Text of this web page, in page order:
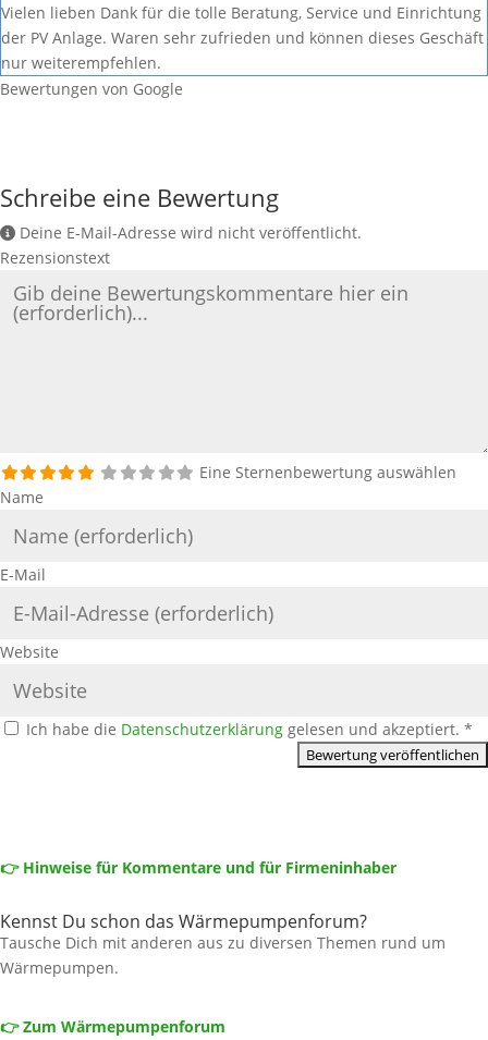
Vielen lieben Dank für die tolle Beratung, Service und Einrichtung
der PV Anlage. Waren sehr zufrieden und können dieses Geschäft
nur weiterempfehlen.
Bewertungen von Google
Schreibe eine Bewertung
Deine E-Mail-Adresse wird nicht veröffentlicht.
Rezensionstext
Eine Sternenbewertung auswählen
Name
E-Mail
Website
Ich habe die Datenschutzerklärung gelesen und akzeptiert. *
👉 Hinweise für Kommentare und für Firmeninhaber
Kennst Du schon das Wärmepumpenforum?
Tausche Dich mit anderen aus zu diversen Themen rund um
Wärmepumpen.
👉 Zum Wärmepumpenforum